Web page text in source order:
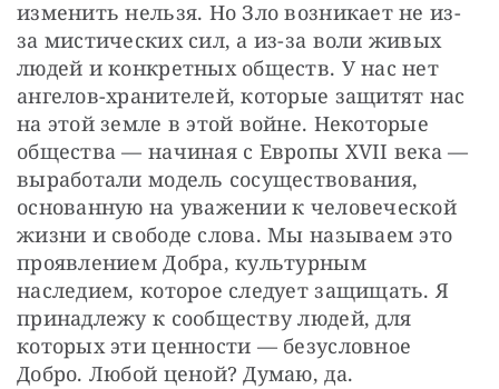
изменить нельзя. Но Зло возникает не из-
за мистических сил, а из-за воли живых
людей и конкретных обществ. У нас нет
ангелов-хранителей, которые защитят нас
на этой земле в этой войне. Некоторые
общества — начиная с Европы XVII века —
выработали модель сосуществования,
основанную на уважении к человеческой
жизни и свободе слова. Мы называем это
проявлением Добра, культурным
наследием, которое следует защищать. Я
принадлежу к сообществу людей, для
которых эти ценности — безусловное
Добро. Любой ценой? Думаю, да.